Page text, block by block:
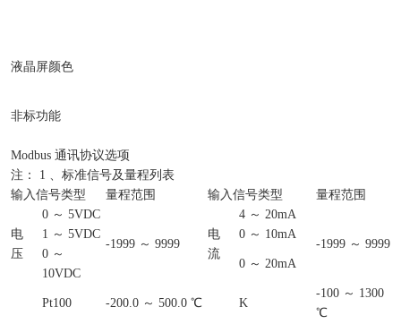
液晶屏颜色
非标功能
Modbus 通讯协议选项
注： 1 、标准信号及量程列表
输入信号类型
量程范围 输入信号类型 量程范围
电
压
0 ～ 5VDC
-1999 ～ 9999
电
流
4 ～ 20mA
-1999 ～ 9999
1 ～ 5VDC
0 ～ 10mA
0 ～
10VDC
0 ～ 20mA
Pt100 -200.0 ～ 500.0 ℃ K
-100 ～ 1300
℃